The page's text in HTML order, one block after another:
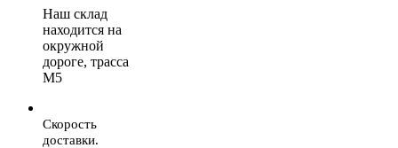
Наш склад
находится на
окружной
дороге, трасса
М5
Скорость
доставки.